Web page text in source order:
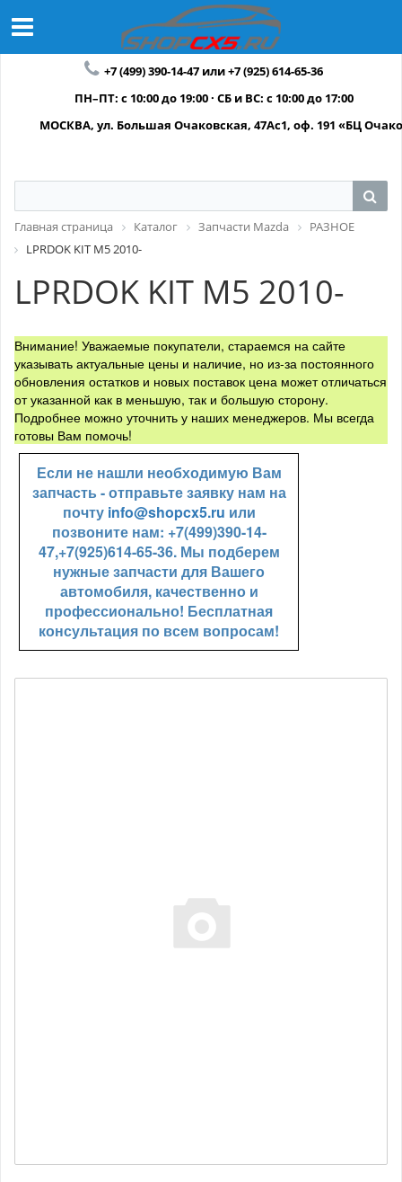
+7 (499) 390-14-47 или +7 (925) 614-65-36
ПН–ПТ: с 10:00 до 19:00 · СБ и ВС: с 10:00 до 17:00
МОСКВА, ул. Большая Очаковская, 47Ас1, оф. 191 «БЦ
Главная страница Каталог Запчасти Mazda
РАЗНОЕ
LPRDOK KIT M5 2010-
LPRDOK KIT M5 2010-
Внимание! Уважаемые покупатели, стараемся на сайте
указывать актуальные цены и наличие, но из-за постоянного
обновления остатков и новых поставок цена может отличаться
от указанной как в меньшую, так и большую сторону.
Подробнее можно уточнить у наших менеджеров. Мы всегда
готовы Вам помочь!
Если не нашли необходимую Вам
запчасть - отправьте заявку нам на
почту info@shopcx5.ru или
позвоните нам: +7(499)390-14-
47,+7(925)614-65-36. Мы подберем
нужные запчасти для Вашего
автомобиля, качественно и
профессионально! Бесплатная
консультация по всем вопросам!